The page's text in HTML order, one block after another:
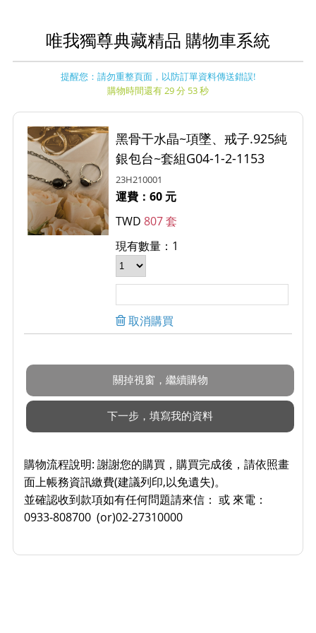
唯我獨尊典藏精品 購物車系統
提醒您：請勿重整頁面，以防訂單資料傳送錯誤!
購物時間還有 29 分 53 秒
黑骨干水晶~項墜、戒子.925純
銀包台~套組G04-1-2-1153
23H210001
運費：60 元
TWD807 套
現有數量：1
取消購買
購物流程說明: 謝謝您的購買，購買完成後，請依照畫
面上帳務資訊繳費(建議列印,以免遺失)。
並確認收到款項如有任何問題請來信： 或 來電：
0933-808700 (or)02-27310000